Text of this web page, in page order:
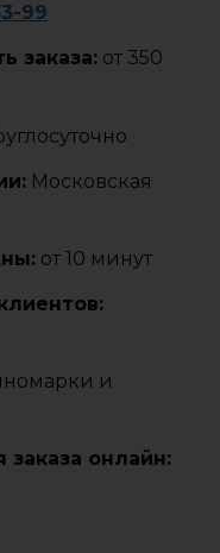
99
заказа: от 350
Московская
от 10 минут
и
онлайн: